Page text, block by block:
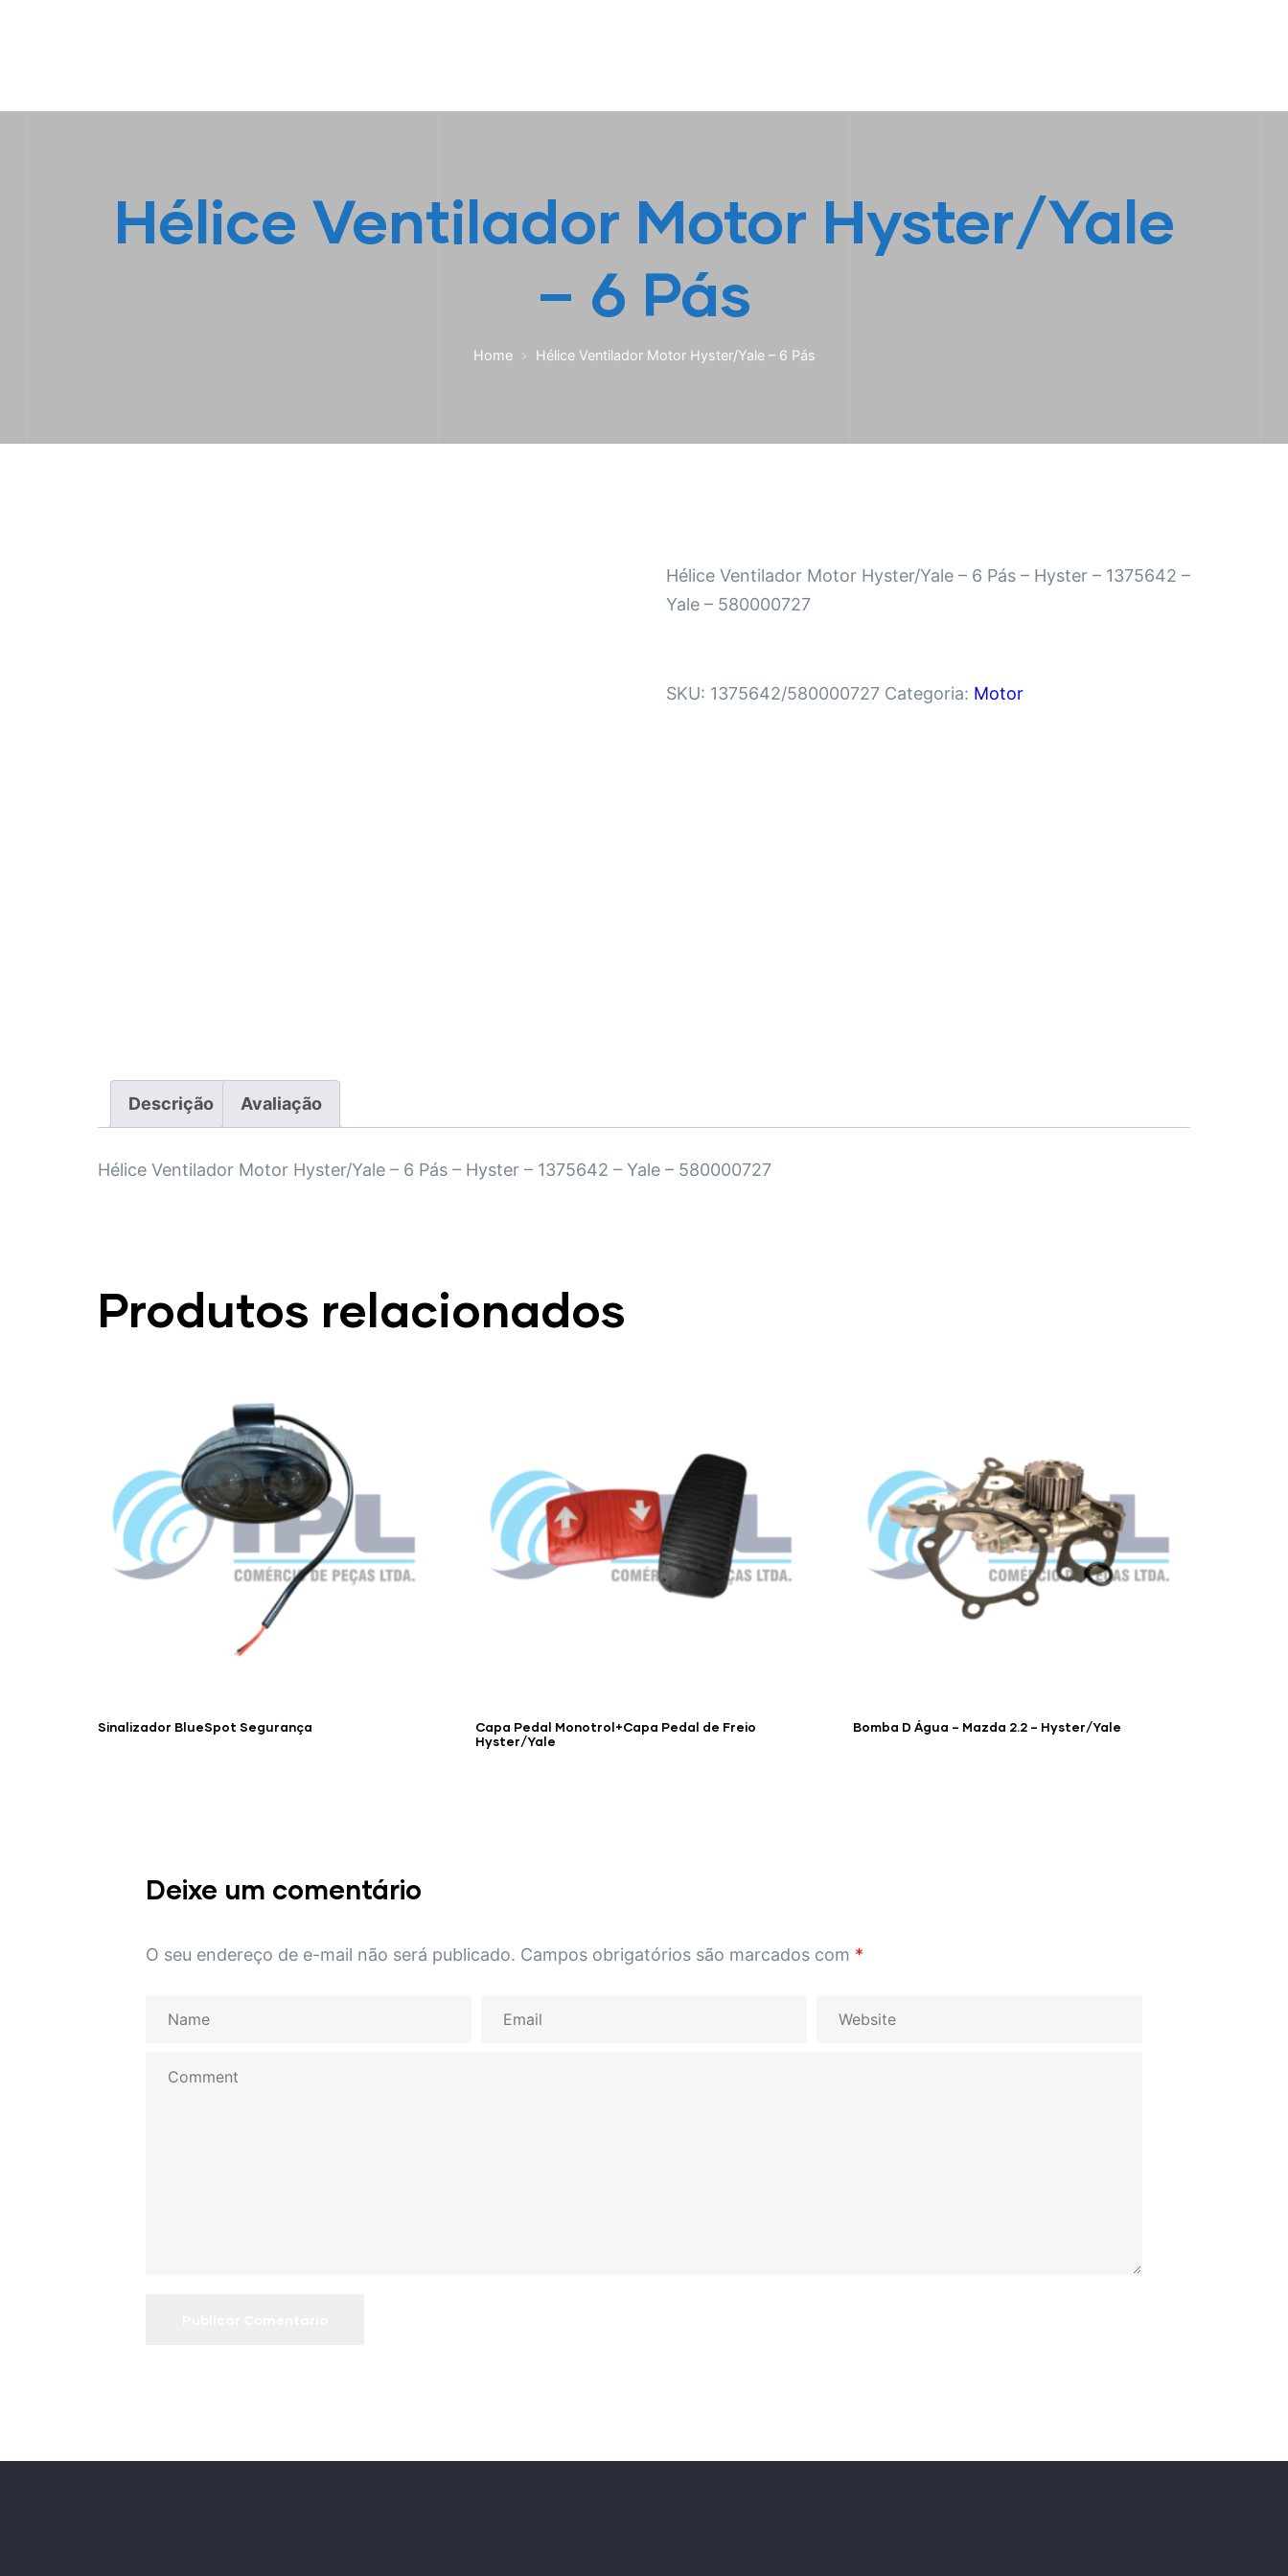
Hélice Ventilador Motor Hyster/Yale
– 6 Pás
Home Hélice Ventilador Motor Hyster/Yale – 6 Pás
Hélice Ventilador Motor Hyster/Yale – 6 Pás – Hyster – 1375642 –
Yale – 580000727
SKU: 1375642/580000727 Categoria: Motor
Descrição Avaliação
Hélice Ventilador Motor Hyster/Yale – 6 Pás – Hyster – 1375642 – Yale – 580000727
Produtos relacionados
Sinalizador BlueSpot Segurança
Capa Pedal Monotrol+Capa Pedal de Freio
Hyster/Yale
Bomba D Água – Mazda 2.2 – Hyster/Yale
Deixe um comentário
O seu endereço de e-mail não será publicado. Campos obrigatórios são marcados com *